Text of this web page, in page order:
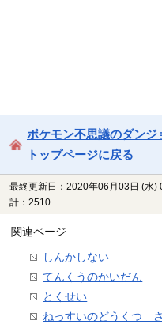
ポケモン不思議のダン
トップページに戻る
最終更新日：2020年06月03日 (水)
計：2510
関連ページ
しんかしない
てんくうのかいだん
とくせい
ねっすいのどうくつ